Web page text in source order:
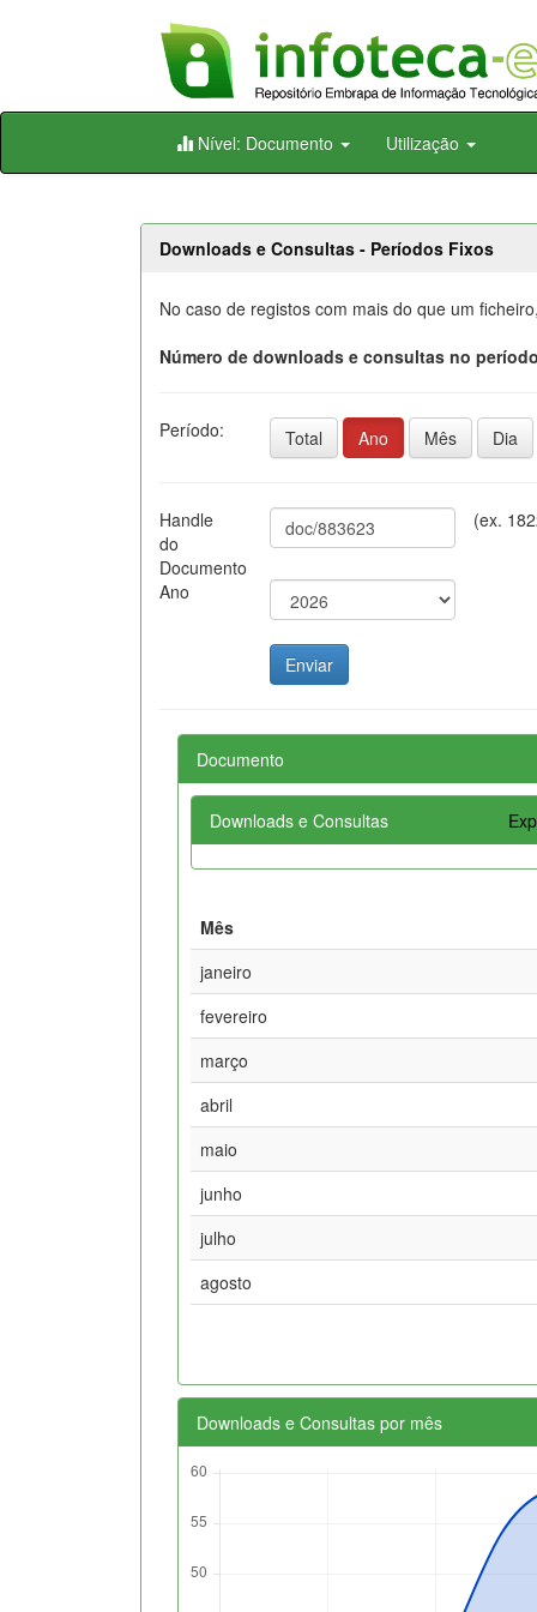
Skip
Nível: Documento Utilização
Downloads e Consultas - Períodos Fixos
No caso de registos com mais do que um
Número de downloads e consultas no
Período: Total Ano Mês Dia
Handle
do
Documento
(ex.
Ano
Documento
Downloads e Consultas
Mês
janeiro
fevereiro
março
abril
maio
junho
julho
agosto
Downloads e Consultas por mês